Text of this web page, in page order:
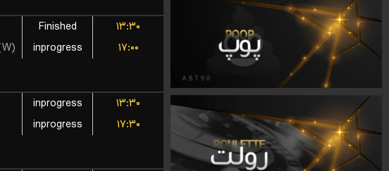
Finished
۱۳:۳۰
inprogress
۱۷:۰۰
inprogress
۱۳:۳۰
inprogress
۱۷:۳۰